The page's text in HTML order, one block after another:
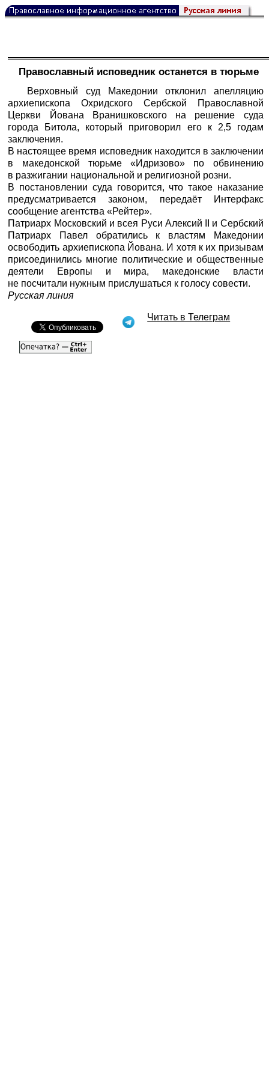
Православный исповедник останется в тюрьме
Верховный суд Македонии отклонил апелляцию
архиепископа Охридского Сербской Православной
Церкви Йована Вранишковского на решение суда
города Битола, который приговорил его к 2,5 годам
заключения.
В настоящее время исповедник находится в заключении
в македонской тюрьме «Идризово» по обвинению
в разжигании национальной и религиозной розни.
В постановлении суда говорится, что такое наказание
предусматривается законом, передаёт
Интерфакс
сообщение агентства «Рейтер».
Патриарх Московский и всея Руси Алексий II и Сербский
Патриарх Павел обратились к властям Македонии
освободить архиепископа Йована. И хотя к их призывам
присоединились многие политические и общественные
деятели Европы и мира, македонские власти
не посчитали нужным прислушаться к голосу совести.
Русская линия
Читать в Телеграм